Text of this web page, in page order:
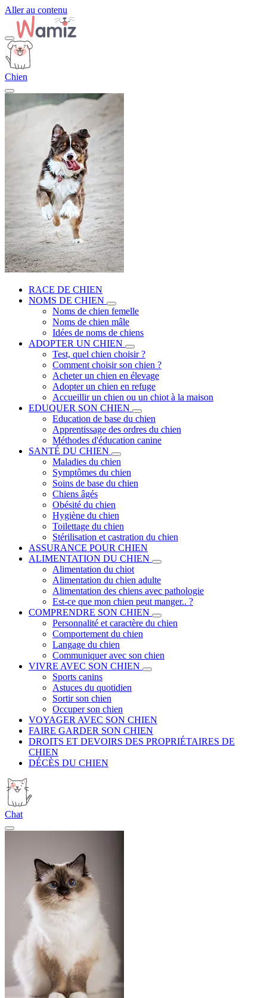
Aller au contenu
Chien
RACE DE CHIEN
NOMS DE CHIEN
Noms de chien femelle
Noms de chien mâle
Idées de noms de chiens
ADOPTER UN CHIEN
Test, quel chien choisir ?
Comment choisir son chien ?
Acheter un chien en élevage
Adopter un chien en refuge
Accueillir un chien ou un chiot à la maison
EDUQUER SON CHIEN
Education de base du chien
Apprentissage des ordres du chien
Méthodes d'éducation canine
SANTÉ DU CHIEN
Maladies du chien
Symptômes du chien
Soins de base du chien
Chiens âgés
Obésité du chien
Hygiène du chien
Toilettage du chien
Stérilisation et castration du chien
ASSURANCE POUR CHIEN
ALIMENTATION DU CHIEN
Alimentation du chiot
Alimentation du chien adulte
Alimentation des chiens avec pathologie
Est-ce que mon chien peut manger.. ?
COMPRENDRE SON CHIEN
Personnalité et caractère du chien
Comportement du chien
Langage du chien
Communiquer avec son chien
VIVRE AVEC SON CHIEN
Sports canins
Astuces du quotidien
Sortir son chien
Occuper son chien
VOYAGER AVEC SON CHIEN
FAIRE GARDER SON CHIEN
DROITS ET DEVOIRS DES PROPRIÉTAIRES DE
CHIEN
DÉCÈS DU CHIEN
Chat